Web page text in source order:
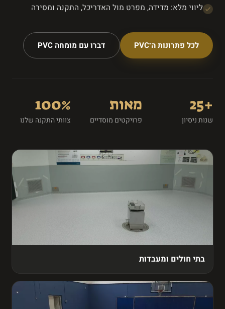
ליווי מלא: מדידה, מפרט מול האדריכל, התקנה ומסירה
לכל פתרונות ה־PVC דברו עם מומחה PVC
+25
שנות ניסיון
מאות
פרויקטים מוסדיים
100%
צוותי התקנה שלנו
בתי חולים ומעבדות